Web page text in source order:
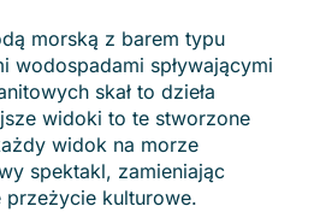
morską z barem typu
wodospadami spływającymi
skał to dzieła
widoki to te stworzone
widok na morze
spektakl, zamieniając
kulturowe.